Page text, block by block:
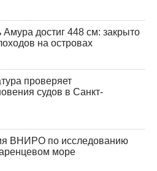
достиг 448 см: закрыто
на островах
проверяет
судов в Санкт-
ВНИРО по исследованию
море